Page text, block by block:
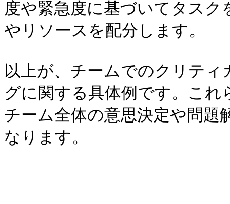
度や緊急度に基づいてタス
やリソースを配分します。
以上が、チームでのクリテ
グに関する具体例です。こ
チーム全体の意思決定や問題